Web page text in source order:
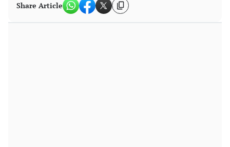
Share Article